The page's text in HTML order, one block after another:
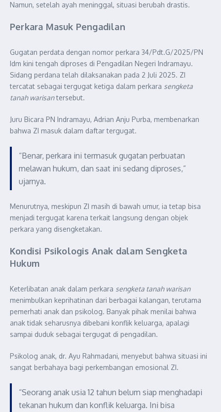
Namun, setelah ayah meninggal, situasi berubah drastis.
Perkara Masuk Pengadilan
Gugatan perdata dengan nomor perkara 34/Pdt.G/2025/PN
Idm kini tengah diproses di Pengadilan Negeri Indramayu.
Sidang perdana telah dilaksanakan pada 2 Juli 2025. ZI
tercatat sebagai tergugat ketiga dalam perkara sengketa
tanah warisantersebut.
Juru Bicara PN Indramayu, Adrian Anju Purba, membenarkan
bahwa ZI masuk dalam daftar tergugat.
“Benar, perkara ini termasuk gugatan perbuatan
melawan hukum, dan saat ini sedang diproses,”
ujarnya.
Menurutnya, meskipun ZI masih di bawah umur, ia tetap bisa
menjadi tergugat karena terkait langsung dengan objek
perkara yang disengketakan.
Kondisi Psikologis Anak dalam Sengketa
Hukum
Keterlibatan anak dalam perkara sengketa tanah warisan
menimbulkan keprihatinan dari berbagai kalangan, terutama
pemerhati anak dan psikolog. Banyak pihak menilai bahwa
anak tidak seharusnya dibebani konflik keluarga, apalagi
sampai duduk sebagai tergugat di pengadilan.
Psikolog anak, dr. Ayu Rahmadani, menyebut bahwa situasi ini
sangat berbahaya bagi perkembangan emosional ZI.
“Seorang anak usia 12 tahun belum siap menghadapi
tekanan hukum dan konflik keluarga. Ini bisa